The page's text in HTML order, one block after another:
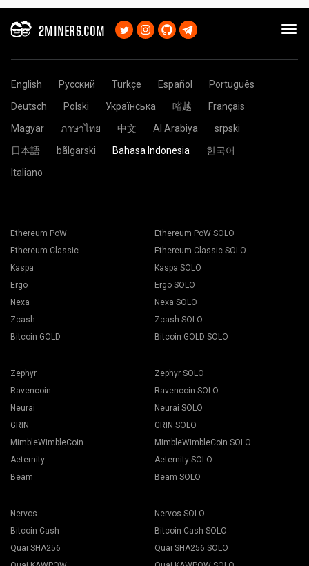
2MINERS.COM
English Русский Türkçe Español
Português
Deutsch
Polski Українська 㗂越
Français
Magyar
ภาษาไทย 中文 Al Arabiya
srpski
日本語
bãlgarski Bahasa Indonesia
한국어
Italiano
Ethereum PoW
Ethereum Classic
Kaspa
Ergo
Nexa
Zcash
Bitcoin GOLD
Ethereum PoW SOLO
Ethereum Classic SOLO
Kaspa SOLO
Ergo SOLO
Nexa SOLO
Zcash SOLO
Bitcoin GOLD SOLO
Zephyr
Ravencoin
Neurai
GRIN
MimbleWimbleCoin
Aeternity
Beam
Zephyr SOLO
Ravencoin SOLO
Neurai SOLO
GRIN SOLO
MimbleWimbleCoin SOLO
Aeternity SOLO
Beam SOLO
Nervos
Bitcoin Cash
Quai SHA256
Nervos SOLO
Bitcoin Cash SOLO
Quai SHA256 SOLO